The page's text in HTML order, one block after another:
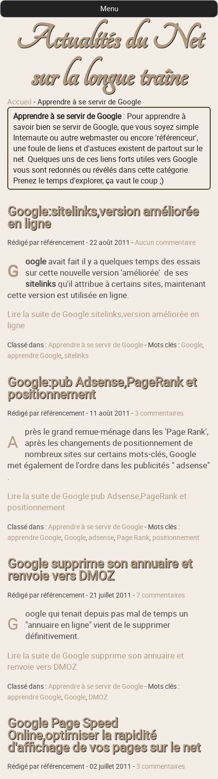
Actualités du Net
sur la longue traîne
Menu
Accueil -Apprendre à se servir de Google
Apprendre à se servir de Google: Pour apprendre à
savoir bien se servir de Google, que vous soyez simple
Internaute ou autre webmaster ou encore 'référenceur',
une foule de liens et d'astuces existent de partout sur le
net. Quelques uns de ces liens forts utiles vers Google
vous sont redonnés ou révélés dans cette catégorie.
Prenez le temps d'explorer, ça vaut le coup ;)
Google:sitelinks,version améliorée
en ligne
Rédigé par référencement -22 août 2011 -Aucun commentaire
G oogle avait fait il y a quelques temps des essais
sur cette nouvelle version 'améliorée' de ses
sitelinksqu'il attribue à certains sites, maintenant
cette version est utilisée en ligne.
Lire la suite de Google:sitelinks,version améliorée en
ligne
Classé dans :Apprendre à se servir de Google- Mots clés : Google,
apprendre Google, sitelinks
Google:pub Adsense,PageRank et
positionnement
Rédigé par référencement - 11 août 2011 - 3 commentaires
A
près le grand remue-ménage dans les 'Page Rank',
après les changements de positionnement de
nombreux sites sur certains mots-clés, Google
met également de l'ordre dans les publicités " adsense"
.
Lire la suite de Google:pub Adsense,PageRank et
positionnement
Classé dans :Apprendre à se servir de Google- Mots clés :
apprendre Google, Google, adsense, Page Rank, positionnement
Google supprime son annuaire et
renvoie vers DMOZ
Rédigé par référencement -21 juillet 2011 -7 commentaires
G
oogle qui tenait depuis pas mal de temps un
"annuaire en ligne" vient de le supprimer
définitivement.
Lire la suite de Google supprime son annuaire et
renvoie vers DMOZ
Classé dans :Apprendre à se servir de Google- Mots clés :
apprendre Google, Google, DMOZ
Google Page Speed
Online,optimiser la rapidité
d'affichage de vos pages sur le net
Rédigé par référencement -02 juillet 2011 - 3 commentaires